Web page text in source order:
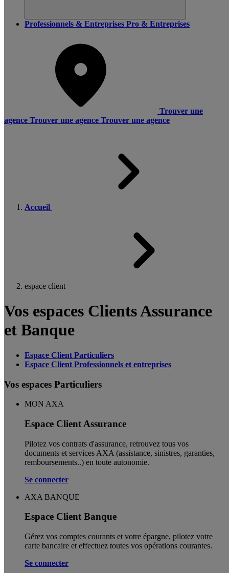
Professionnels & Entreprises Pro & Entreprises
Trouver une
agence Trouver une agence Trouver une agence
Accueil
espace client
Vos espaces Clients Assurance
et Banque
Espace Client Particuliers
Espace Client Professionnels et entreprises
Vos espaces Particuliers
MON AXA
Espace Client Assurance
Pilotez vos contrats d'assurance, retrouvez tous vos
documents et services AXA (assistance, sinistres, garanties,
remboursements..) en toute autonomie. ​
Se connecter
AXA BANQUE
Espace Client Banque
Gérez vos comptes courants et votre épargne, pilotez votre
carte bancaire et effectuez toutes vos opérations courantes.
Se connecter